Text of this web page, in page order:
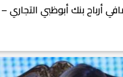
صافي أرباح بنك أبوظبي